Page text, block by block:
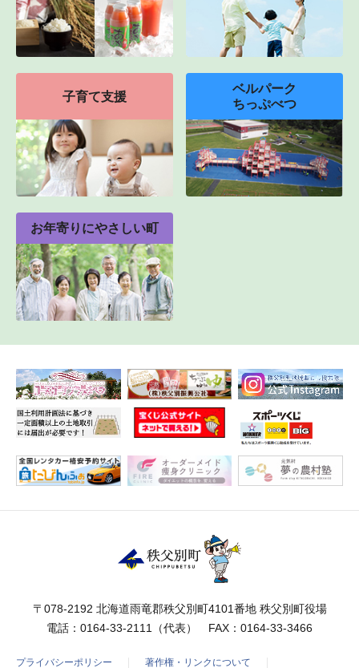
子育て支援
ベルパーク
ちっぷべつ
お年寄りにやさしい町
〒078-2192 北海道雨竜郡秩父別町4101番地 秩父別町役場
電話： 0164-33-2111 （代表） FAX：0164-33-3466
プライバシーポリシー 著作権・リンクについて